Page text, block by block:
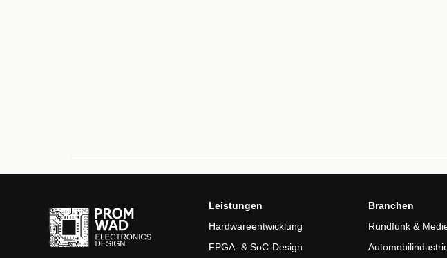
Leistungen
Hardwareentwicklung
FPGA- & SoC-Design
Branchen
Rundfunk &